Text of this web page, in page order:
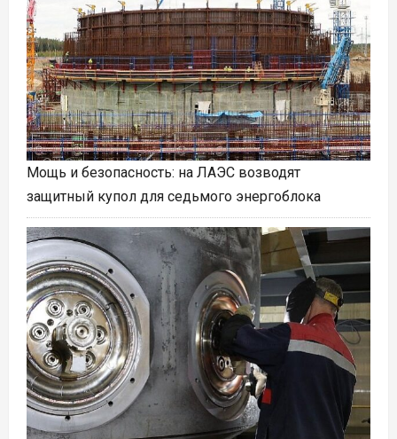
Мощь и безопасность: на ЛАЭС возводят
защитный купол для седьмого энергоблока